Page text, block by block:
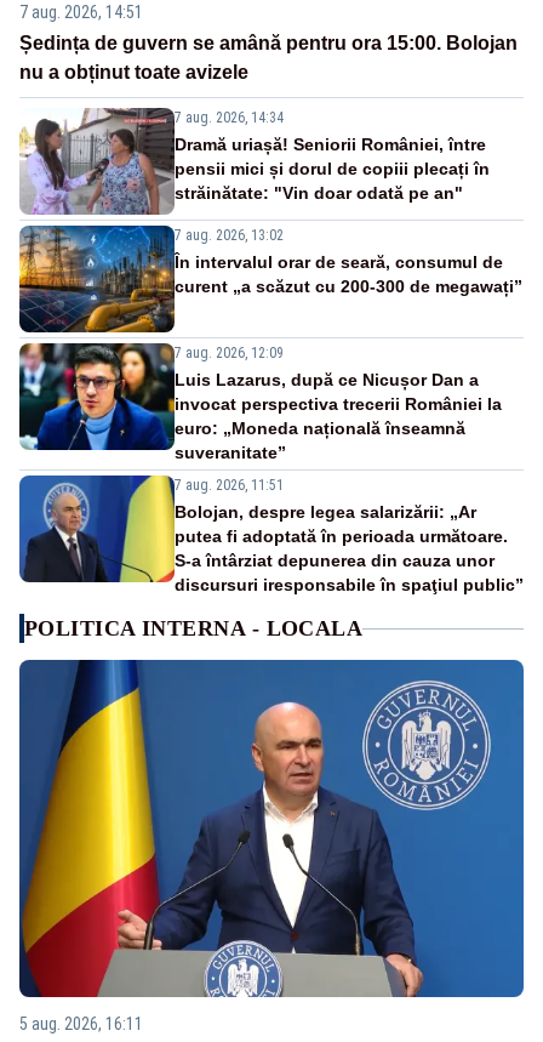
7 aug. 2026, 14:51
Ședința de guvern se amână pentru ora 15:00. Bolojan
nu a obținut toate avizele
7 aug. 2026, 14:34
Dramă uriașă! Seniorii României, între
pensii mici și dorul de copiii plecați în
străinătate: "Vin doar odată pe an"
7 aug. 2026, 13:02
În intervalul orar de seară, consumul de
curent „a scăzut cu 200-300 de megawați”
7 aug. 2026, 12:09
Luis Lazarus, după ce Nicușor Dan a
invocat perspectiva trecerii României la
euro: „Moneda națională înseamnă
suveranitate”
7 aug. 2026, 11:51
Bolojan, despre legea salarizării: „Ar
putea fi adoptată în perioada următoare.
S-a întârziat depunerea din cauza unor
discursuri iresponsabile în spaţiul public”
POLITICA INTERNA - LOCALA
5 aug. 2026, 16:11